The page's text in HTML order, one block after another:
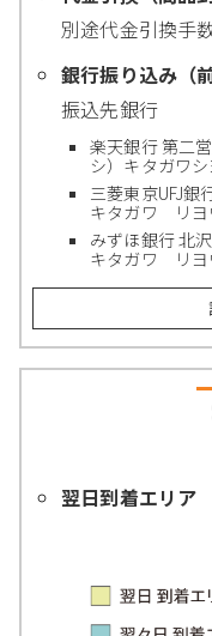
別途代金引換手
銀行振り込み（
振込先銀行
楽天銀行 第二
シ）キタガワ
三菱東京UFJ銀
キタガワ リヨ
みずほ銀行 北
キタガワ リヨ
翌日到着エリア